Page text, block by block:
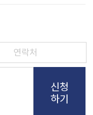
신청
하기